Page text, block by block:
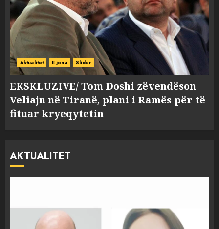
Aktualitet E jona Slider
EKSKLUZIVE/ Tom Doshi zëvendëson
Veliajn në Tiranë, plani i Ramës për të
fituar kryeqytetin
AKTUALITET